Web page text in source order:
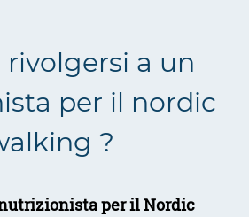
rivolgersi a un
per il nordic
?
per il Nordic